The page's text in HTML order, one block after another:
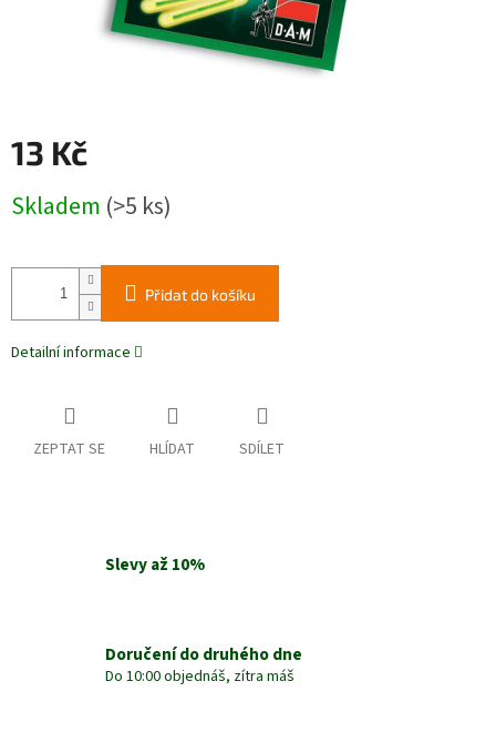
13 Kč
cena:
Skladem (>5 ks)
Přidat do košíku
Detailní informace
ZEPTAT SE HLÍDAT SDÍLET
Slevy až 10%
Doručení do druhého dne
Do 10:00 objednáš, zítra máš